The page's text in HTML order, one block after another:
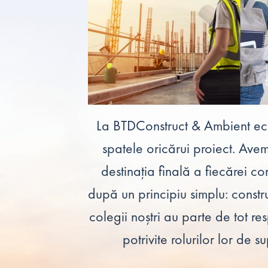
La BTDConstruct & Ambient
spatele oricărui proiect.
destinația finală a fiecărei
după un principiu simplu:
colegii noștri au parte de tot
potrivite rolurilor lor de